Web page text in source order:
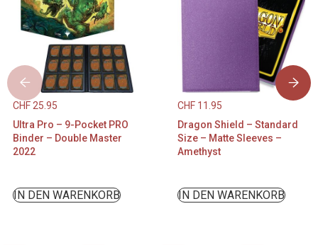
CHF 25.95
Ultra Pro – 9-Pocket PRO
Binder – Double Master
2022
IN DEN WARENKORB
CHF11.95
Dragon Shield – Standard
Size – Matte Sleeves –
Amethyst
IN DEN WARENKORB